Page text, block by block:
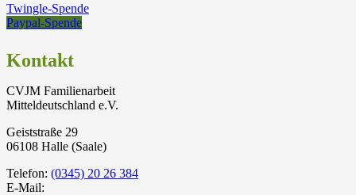
Twingle-Spende
Paypal-Spende
Kontakt
CVJM Familienarbeit
Mitteldeutschland e.V.
Geiststraße 29
06108 Halle (Saale)
Telefon: (0345) 20 26 384
E-Mail: